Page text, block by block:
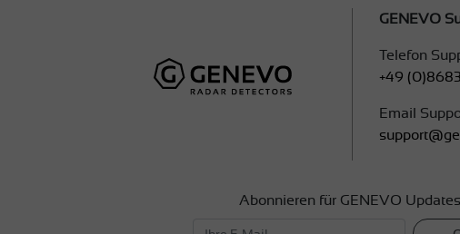
GENEVO
Telefon
+49
Email
Abonnieren für GENEVO